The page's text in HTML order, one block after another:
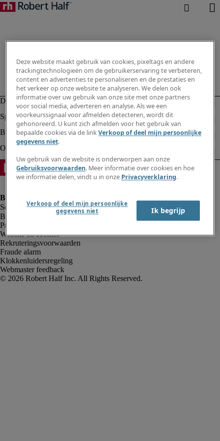
Bedrijfsinformatie
Privacyverklaring
Website en cookies
Rekruteringsvoorwaarden
Fraude alarm
Klokkenluidersregeling
Webmaster feedback
Deze website maakt gebruik van cookies, pixeltags en andere
trackingtechnologieën om de gebruikerservaring te verbeteren,
content en advertenties te personaliseren en de prestaties en
het verkeer op onze website te analyseren. We delen ook
informatie over uw gebruik van onze site met onze partners
voor social media, adverteren en analyse. Als we een
voorkeurssignaal voor afmelden detecteren, wordt dit
gehonoreerd. U kunt zich afmelden voor het gebruik van
bepaalde cookies via de linkVerkoop of deel mijn persoonlijke
gegevens niet.
Uw gebruik van de website is onderworpen aan onze
Gebruiksvoorwaarden. Meer informatie over cookies en hoe
we informatie delen, vindt u in onze Privacyverklaring.
Verkoop of deel mijn persoonlijke
gegevens niet
Ik begrijp